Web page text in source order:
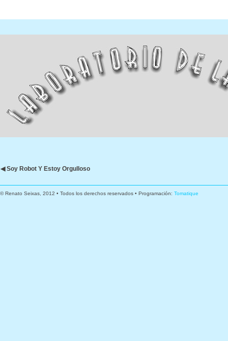
◀ Soy Robot Y Estoy Orgulloso
© Renato Seixas, 2012 • Todos los derechos reservados • Programación: Tomatique